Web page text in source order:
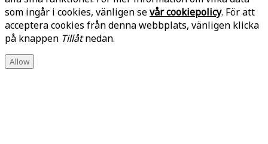
som ingår i cookies, vänligen sevår cookiepolicy. För att
acceptera cookies från denna webbplats, vänligen klicka
på knappen Tillåtnedan.
Allow